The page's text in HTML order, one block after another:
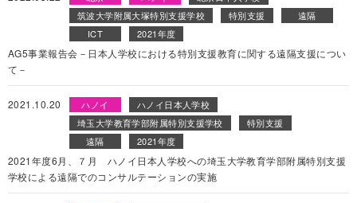
筑波大学附属大塚特別支援学校
特別支援
遠隔
ICT
2021年度
AG5事業報告会－日本人学校における特別支援教育に関する遠隔支援につい
て－
2021.10.20 ハノイ
ハノイ日本人学校
埼玉大学教育学部附属特別支援学校
特別支援
遠隔
2021年度
2021年度6月、７月 ハノイ日本人学校への埼玉大学教育学部附属特別支援
学校による遠隔でのコンサルテーションの実施